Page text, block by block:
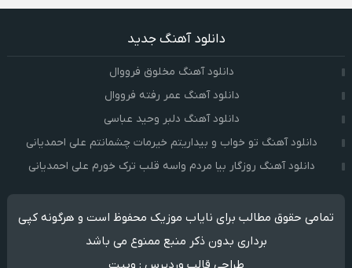
دانلود آهنگ جدید
دانلود آهنگ مخلوق فرووال
دانلود آهنگ عمر رفته فرووال
دانلود آهنگ دلبر وحید عباسی
دانلود آهنگ تو خواب و بیداریتم خیرمات چشمانتم علی احمدیانی
دانلود آهنگ روزگار بیا مردم واسه قلب ترک خورم علی احمدیانی
تمامی حقوق مطالب برای نایاب موزیک محفوظ است و هرگونه کپی
برداری بدون ذکر منبع ممنوع می باشد